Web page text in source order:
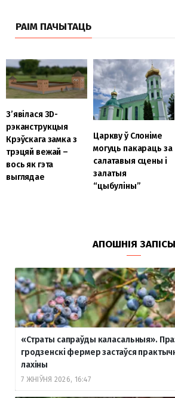
РАІМ ПАЧЫТАЦЬ
З’явілася 3D-
рэканструкцыя
Крэўскага замка з
трэцяй вежай –
вось як гэта
выглядае
Царкву ў Слоніме
могуць пакараць за
салатавыя сцены і
залатыя
“цыбуліны”
АПОШНІЯ ЗАПІСЫ
«Страты сапраўды каласальныя».
гродзенскі фермер застаўся
лахіны
7 ЖНІЎНЯ 2026, 16:47